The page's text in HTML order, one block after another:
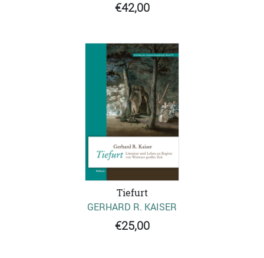
€42,00
Tiefurt
GERHARD R. KAISER
€25,00